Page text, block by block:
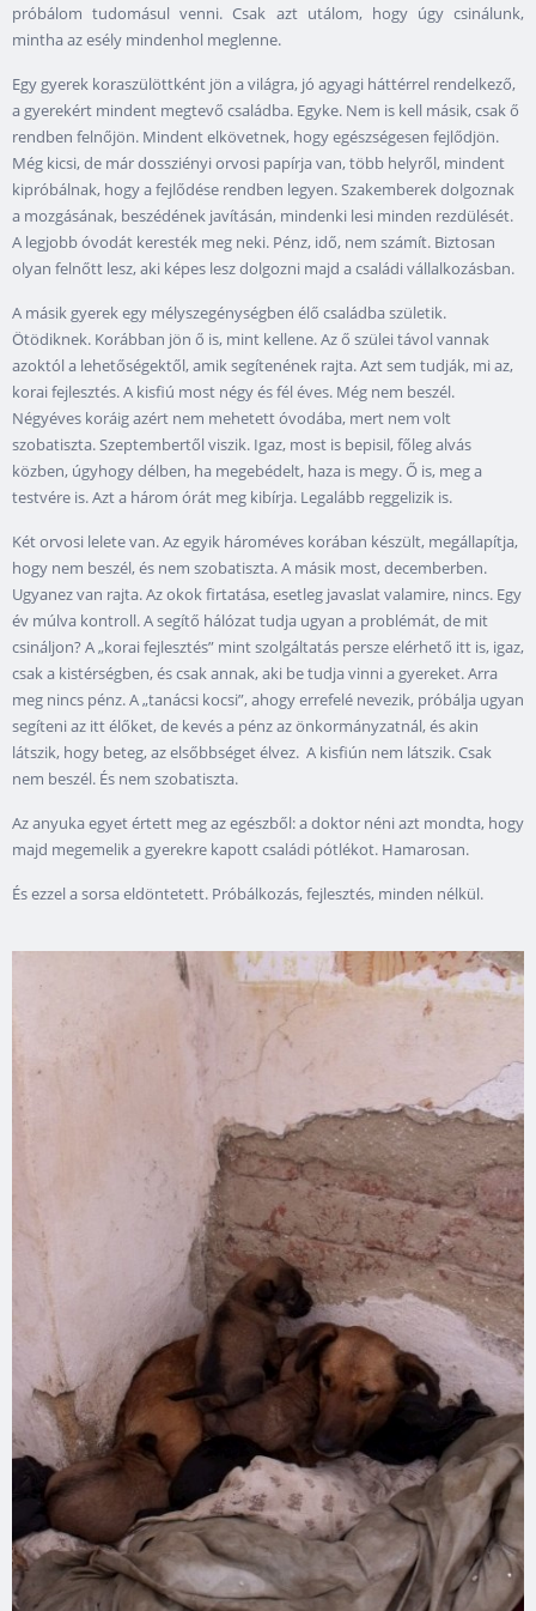
próbálom tudomásul venni. Csak azt utálom, hogy úgy csinálunk,
mintha az esély mindenhol meglenne.
Egy gyerek koraszülöttként jön a világra, jó agyagi háttérrel rendelkező,
a gyerekért mindent megtevő családba. Egyke. Nem is kell másik, csak ő
rendben felnőjön. Mindent elkövetnek, hogy egészségesen fejlődjön.
Még kicsi, de már dossziényi orvosi papírja van, több helyről, mindent
kipróbálnak, hogy a fejlődése rendben legyen. Szakemberek dolgoznak
a mozgásának, beszédének javításán, mindenki lesi minden rezdülését.
A legjobb óvodát keresték meg neki. Pénz, idő, nem számít. Biztosan
olyan felnőtt lesz, aki képes lesz dolgozni majd a családi vállalkozásban.
A másik gyerek egy mélyszegénységben élő családba születik.
Ötödiknek. Korábban jön ő is, mint kellene. Az ő szülei távol vannak
azoktól a lehetőségektől, amik segítenének rajta. Azt sem tudják, mi az,
korai fejlesztés. A kisfiú most négy és fél éves. Még nem beszél.
Négyéves koráig azért nem mehetett óvodába, mert nem volt
szobatiszta. Szeptembertől viszik. Igaz, most is bepisil, főleg alvás
közben, úgyhogy délben, ha megebédelt, haza is megy. Ő is, meg a
testvére is. Azt a három órát meg kibírja. Legalább reggelizik is.
Két orvosi lelete van. Az egyik hároméves korában készült, megállapítja,
hogy nem beszél, és nem szobatiszta. A másik most, decemberben.
Ugyanez van rajta. Az okok firtatása, esetleg javaslat valamire, nincs. Egy
év múlva kontroll. A segítő hálózat tudja ugyan a problémát, de mit
csináljon? A „korai fejlesztés” mint szolgáltatás persze elérhető itt is, igaz,
csak a kistérségben, és csak annak, aki be tudja vinni a gyereket. Arra
meg nincs pénz. A „tanácsi kocsi”, ahogy errefelé nevezik, próbálja ugyan
segíteni az itt élőket, de kevés a pénz az önkormányzatnál, és akin
látszik, hogy beteg, az elsőbbséget élvez. A kisfiún nem látszik. Csak
nem beszél. És nem szobatiszta.
Az anyuka egyet értett meg az egészből: a doktor néni azt mondta, hogy
majd megemelik a gyerekre kapott családi pótlékot. Hamarosan.
És ezzel a sorsa eldöntetett. Próbálkozás, fejlesztés, minden nélkül.